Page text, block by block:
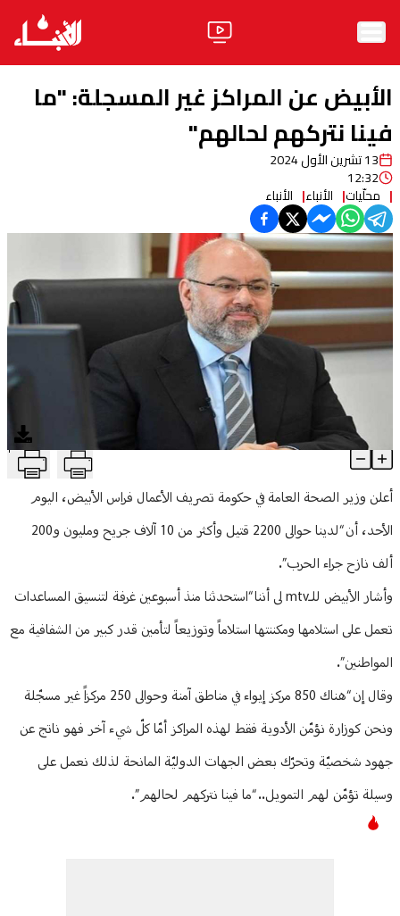
الرئيسية
الأخبار
ثقافة ومجتمع
منوعات
آراء
فيديو
مواقف
وليد جنبلاطالحزب
ابحث
الأبيض عن المراكز غير المسجلة: "ما
فينا نتركهم لحالهم"
13 تشرين الأول 2024
12:32
محلّيات الأنباء الأنباء
الأبيض عن المراكز غير المسجلة: "ما فينا نتركهم لحالهم" T
Article Content
أعلن وزير الصحة العامة في حكومة تصريف الأعمال فراس الأبيض، اليوم
الأحد، أن “لدينا حوالى 2200 قتيل وأكثر من 10 آلاف جريح ومليون و200
ألف نازح جراء الحرب”.
وأشار الأبيض للـmtv لى أننا “استحدثنا منذ أسبوعين غرفة لتنسيق المساعدات
تعمل على استلامها ومكننتها استلاماً وتوزيعاً لتأمين قدر كبير من الشفافية مع
المواطنين”.
وقال إن “هناك 850 مركز إيواء في مناطق آمنة وحوالى 250 مركزاً غير مسجّلة
ونحن كوزارة نؤمّن الأدوية فقط لهذه المراكز أمّا كلّ شيء آخر فهو ناتج عن
جهود شخصيّة وتحرّك بعض الجهات الدوليّة المانحة لذلك نعمل على
وسيلة تؤمّن لهم التمويل.. “ما فينا نتركهم لحالهم”.